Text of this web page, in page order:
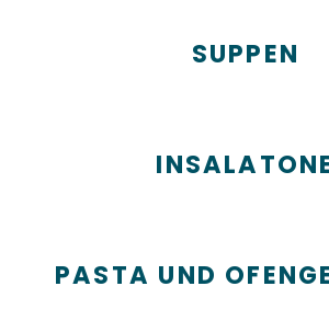
SUPPEN
PASTA UND